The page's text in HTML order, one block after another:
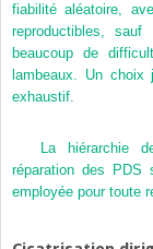
fiabilité aléatoire,
reproductibles,
beaucoup de
lambeaux. Un
exhaustif.
La hiérarchie
réparation des
employée pour toute